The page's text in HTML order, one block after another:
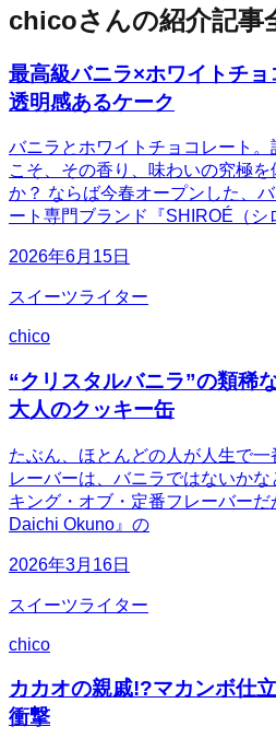
chicoさんの紹介記事
最高級バニラ×ホワイトチ
透明感あるケーク
バニラとホワイトチョコレート
こそ、その香り、味わいの究極
か？ ならば今春オープンした、
ート専門ブランド『SHIROÉ（シ
2026年6月15日
スイーツライター
chico
“クリスタルバニラ”の類稀
大人のクッキー缶
たぶん、ほとんどの人が人生で
レーバーは、バニラではないか
キング・オブ・定番フレーバー
Daichi Okuno』の
2026年3月16日
スイーツライター
chico
カカオの親戚!?マカンボ仕
衝撃